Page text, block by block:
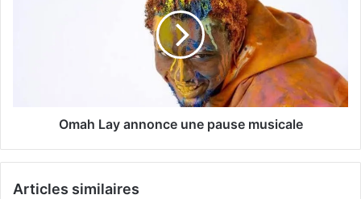
Omah Lay annonce une pause musicale
Articles similaires